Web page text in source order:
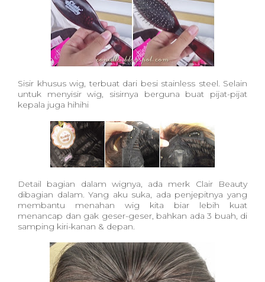
Sisir khusus wig, terbuat dari besi stainless steel. Selain
untuk menyisir wig, sisirnya berguna buat pijat-pijat
kepala juga hihihi
Detail bagian dalam wignya, ada merk Clair Beauty
dibagian dalam. Yang aku suka, ada penjepitnya yang
membantu menahan wig kita biar lebih kuat
menancap dan gak geser-geser, bahkan ada 3 buah, di
samping kiri-kanan & depan.